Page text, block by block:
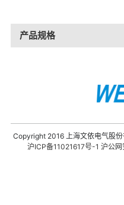
产品规格
Copyright 2016 上海文依电气股
沪ICP备11021617号-1 沪公